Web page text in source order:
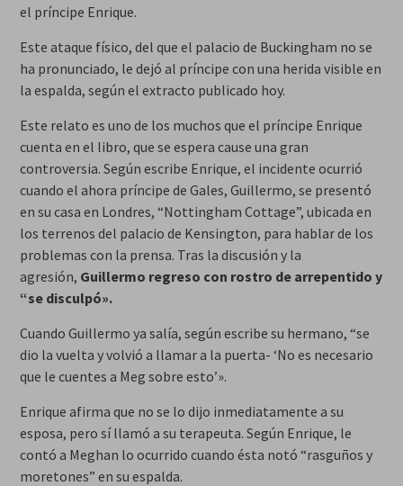
el príncipe Enrique.
Este ataque físico, del que el palacio de Buckingham no se
ha pronunciado, le dejó al príncipe con una herida visible en
la espalda, según el extracto publicado hoy.
Este relato es uno de los muchos que el príncipe Enrique
cuenta en el libro, que se espera cause una gran
controversia. Según escribe Enrique, el incidente ocurrió
cuando el ahora príncipe de Gales, Guillermo, se presentó
en su casa en Londres, “Nottingham Cottage”, ubicada en
los terrenos del palacio de Kensington, para hablar de los
problemas con la prensa. Tras la discusión y la
agresión, Guillermo regreso con rostro de arrepentido y
“se disculpó».
Cuando Guillermo ya salía, según escribe su hermano, “se
dio la vuelta y volvió a llamar a la puerta- ‘No es necesario
que le cuentes a Meg sobre esto’».
Enrique afirma que no se lo dijo inmediatamente a su
esposa, pero sí llamó a su terapeuta. Según Enrique, le
contó a Meghan lo ocurrido cuando ésta notó “rasguños y
moretones” en su espalda.